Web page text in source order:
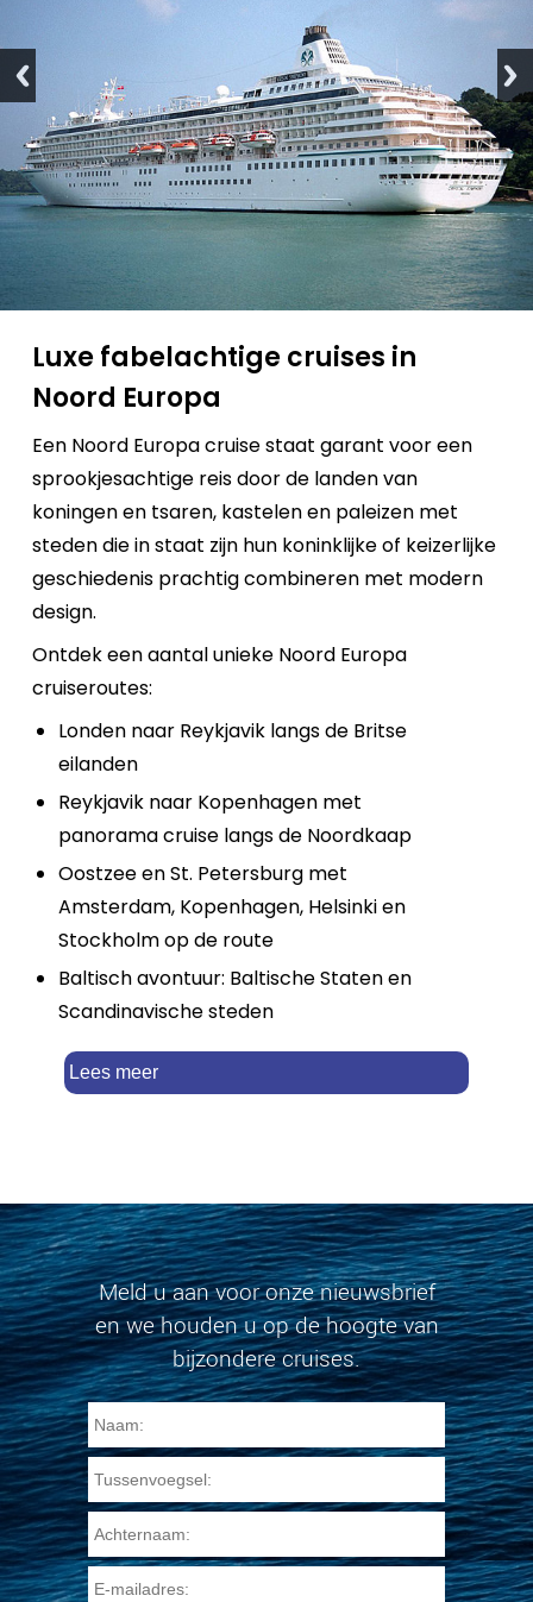
Luxe fabelachtige cruises in
Noord Europa
Een Noord Europa cruise staat garant voor een
sprookjesachtige reis door de landen van
koningen en tsaren, kastelen en paleizen met
steden die in staat zijn hun koninklijke of keizerlijke
geschiedenis prachtig combineren met modern
design.
Ontdek een aantal unieke Noord Europa
cruiseroutes:
Londen naar Reykjavik langs de Britse
eilanden
Reykjavik naar Kopenhagen met
panorama cruise langs de Noordkaap
Oostzee en St. Petersburg met
Amsterdam, Kopenhagen, Helsinki en
Stockholm op de route
Baltisch avontuur: Baltische Staten en
Scandinavische steden
Lees meer
Meld u aan voor onze nieuwsbrief
en we houden u op de hoogte van
bijzondere cruises.